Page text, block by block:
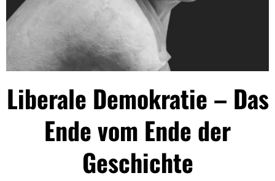
Liberale Demokratie – Das
Ende vom Ende der
Geschichte